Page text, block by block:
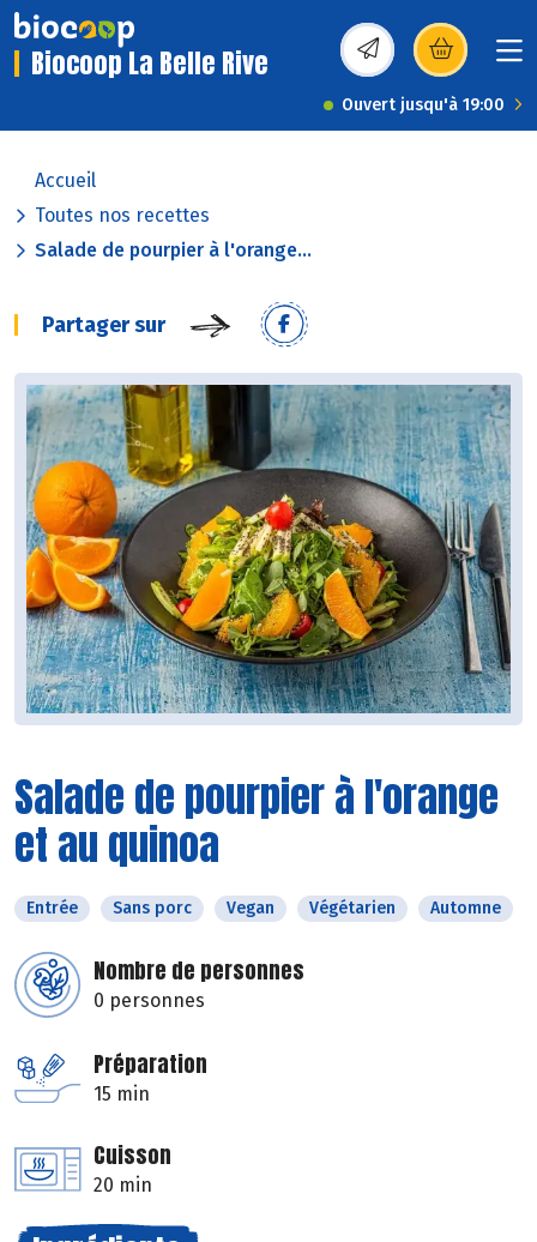
Biocoop La Belle Rive (s’ouvre dans une
Ouvert jusqu'à 19:00
Accueil
Toutes nos recettes
Salade de pourpier à l'orange...
Partager sur
Salade de pourpier à l'orange
et au quinoa
Entrée Sans porc Vegan Végétarien Automne
Nombre de personnes
0 personnes
Préparation
15 min
Cuisson
20 min